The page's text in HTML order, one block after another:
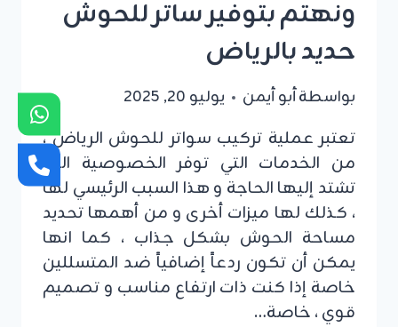
ونهتم بتوفير ساتر للحوش
حديد بالرياض
بواسطةأبو أيمن يوليو 20, 2025
تعتبر عملية تركيب سواتر للحوش الرياض ،
من الخدمات التي توفر الخصوصية التي
تشتد إليها الحاجة و هذا السبب الرئيسي لها
، كذلك لها ميزات أخرى و من أهمها تحديد
مساحة الحوش بشكل جذاب ، كما انها
يمكن أن تكون ردعاً إضافياً ضد المتسللين
خاصة إذا كنت ذات ارتفاع مناسب و تصميم
قوي ، خاصة…